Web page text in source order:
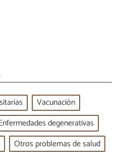
Vacunación
degenerativas
Otros problemas de salud